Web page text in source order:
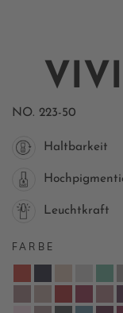
NO. 223-50
Haltbarkeit
Leuchtkraft
FARBE